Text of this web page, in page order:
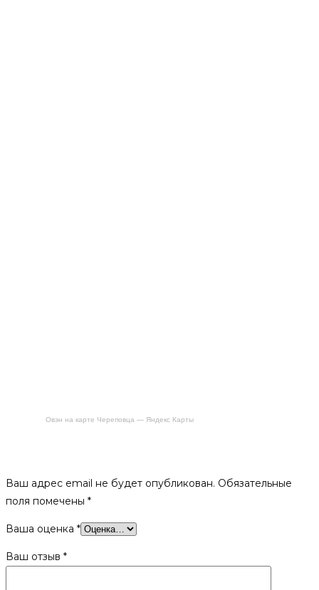
Овэн на карте Череповца — Яндекс Карты
Ваш адрес email не будет опубликован. Обязательные
поля помечены *
Ваша оценка *
Ваш отзыв *